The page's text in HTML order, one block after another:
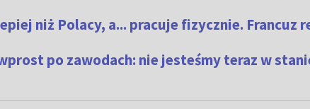
niż Polacy, a... pracuje fizycznie. Francuz
po zawodach: nie jesteśmy teraz w